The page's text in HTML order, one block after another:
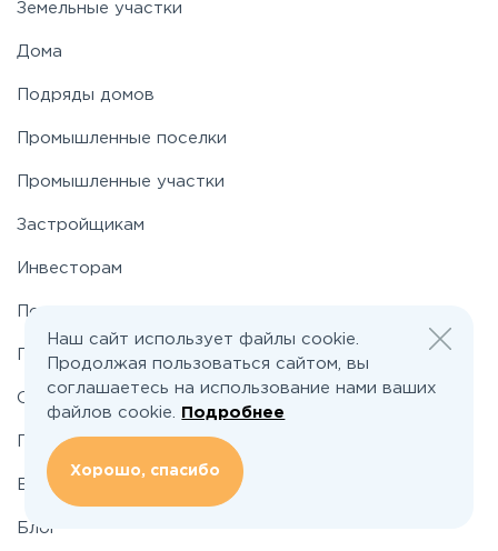
Носовихинское
Рогачёвское
Симферопольское
Таракановское
Фряновское
Земельные участки
Дома
Подряды домов
Промышленные поселки
Промышленные участки
Застройщикам
Инвесторам
По шоссе
По районам
О проекте
Подбор земельного участка
Вакансии
Блог
Наш сайт использует файлы cookie.
Продолжая пользоваться сайтом, вы
соглашаетесь на использование нами ваших
файлов cookie.
Подробнее
Хорошо, спасибо